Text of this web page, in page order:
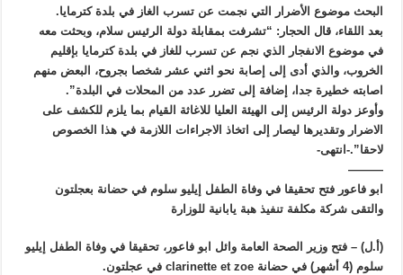
البحث موضوع الأضرار التي نجمت عن تسرب الغاز في بلدة كترمايا.
بعد اللقاء، قال الحجار: “تشرفت بمقابلة دولة الرئيس سلام، وبحثت معه
في موضوع الانفجار الذي نجم عن تسرب للغاز في بلدة كترمايا بإقليم
الخروب، والذي أدى إلى إصابة نحو اثني عشر شخصا بجروح، البعض منهم
اصابته خطيرة جدا، إضافة إلى تضرر عدد من المحلات في البلدة”.
وأوعز دولة الرئيس إلى الهيئة العليا للاغاثة القيام بما يلزم للكشف على
الاضرار وتقديرها ليصار إلى اتخاذ الاجراءات اللازمة في هذا الخصوص
لاحقا”.-انتهى-
———
ابو فاعور فتح تحقيقا في وفاة الطفل إيليو سلوم في حضانة بعجلتون
والتقى شركة مكلفة تنفيذ هبة يابانية للوزارة
(أ.ل) – فتح وزير الصحة العامة وائل ابو فاعور، تحقيقا في وفاة الطفل إيليو
سلوم (4 أشهر) في حضانة clarinette et zoe في عجلتون.